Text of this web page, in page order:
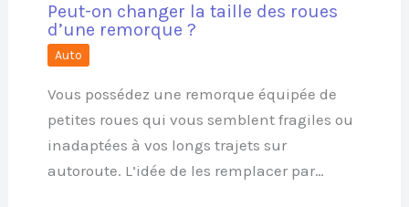
Peut-on changer la taille des roues
d’une remorque ?
Auto
Vous possédez une remorque équipée de
petites roues qui vous semblent fragiles ou
inadaptées à vos longs trajets sur
autoroute. L’idée de les remplacer par…